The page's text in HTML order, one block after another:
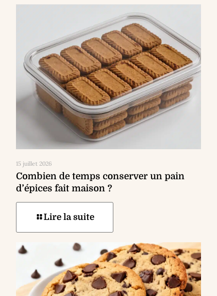
15 juillet 2026
Combien de temps conserver un pain
d’épices fait maison ?
Lire la suite